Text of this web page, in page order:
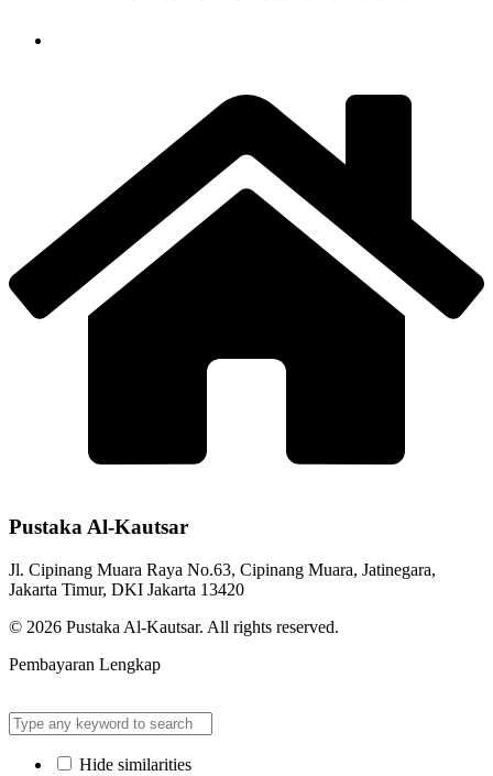
Pustaka Al-Kautsar
Jl. Cipinang Muara Raya No.63, Cipinang Muara, Jatinegara,
Jakarta Timur, DKI Jakarta 13420
© 2026 Pustaka Al-Kautsar. All rights reserved.
Pembayaran Lengkap
Hide similarities